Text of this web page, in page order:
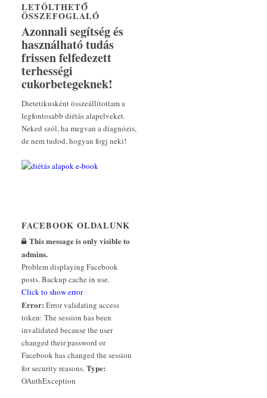
LETÖLTHETŐ
ÖSSZEFOGLALÓ
Azonnali segítség és
használható tudás
frissen felfedezett
terhességi
cukorbetegeknek!
Dietetikusként összeállítottam a
legfontosabb diétás alapelveket.
Neked szól, ha megvan a diagnózis,
de nem tudod, hogyan fogj neki!
FACEBOOK OLDALUNK
This message is only visible to
admins.
Problem displaying Facebook
posts. Backup cache in use.
Click to show error
Error: Error validating access
token: The session has been
invalidated because the user
changed their password or
Facebook has changed the session
for security reasons.Type:
OAuthException